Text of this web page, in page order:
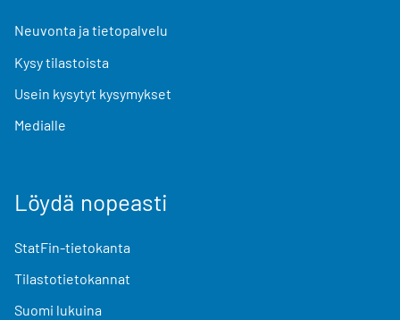
Neuvonta ja tietopalvelu
Kysy tilastoista
Usein kysytyt kysymykset
Medialle
Löydä nopeasti
StatFin-tietokanta
Tilastotietokannat
Suomi lukuina